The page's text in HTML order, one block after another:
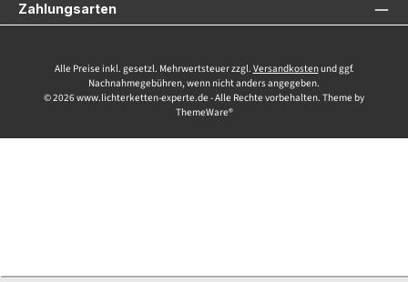
Zahlungsarten
Alle Preise inkl. gesetzl. Mehrwertsteuer zzgl. Versandkostenund ggf.
Nachnahmegebühren, wenn nicht anders angegeben.
© 2026 www.lichterketten-experte.de - Alle Rechte vorbehalten. Theme by
ThemeWare®